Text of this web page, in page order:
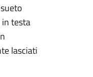
testa
lasciati